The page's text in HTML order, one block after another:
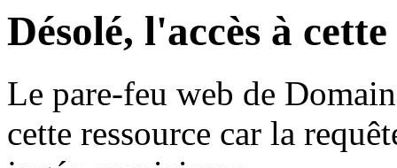
Désolé, l'accès à
Le pare-feu web de
cette ressource car la